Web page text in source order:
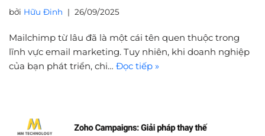
bởi Hữu Đinh 26/09/2025
Mailchimp từ lâu đã là một cái tên quen thuộc trong
lĩnh vực email marketing. Tuy nhiên, khi doanh nghiệp
của bạn phát triển, chi… Đọc tiếp »